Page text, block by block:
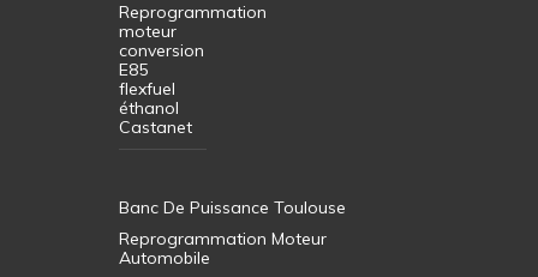
Reprogrammation
moteur
conversion
E85
flexfuel
éthanol
Castanet
Banc De Puissance Toulouse
Reprogrammation Moteur
Automobile